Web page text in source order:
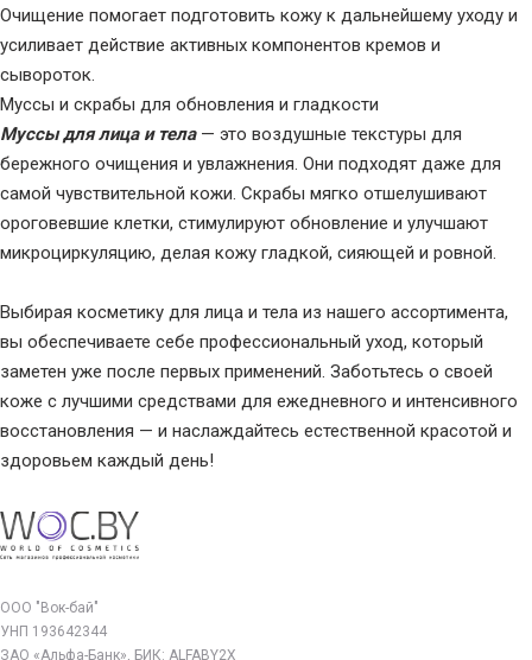
Очищение помогает подготовить кожу к дальнейшему уходу и
усиливает действие активных компонентов кремов и
сывороток.
Муссы и скрабы для обновления и гладкости
Муссы для лица и тела — это воздушные текстуры для
бережного очищения и увлажнения. Они подходят даже для
самой чувствительной кожи. Скрабы мягко отшелушивают
ороговевшие клетки, стимулируют обновление и улучшают
микроциркуляцию, делая кожу гладкой, сияющей и ровной.
Выбирая косметику для лица и тела из нашего ассортимента,
вы обеспечиваете себе профессиональный уход, который
заметен уже после первых применений. Заботьтесь о своей
коже с лучшими средствами для ежедневного и интенсивного
восстановления — и наслаждайтесь естественной красотой и
здоровьем каждый день!
ООО "Вок-бай"
УНП 193642344
ЗАО «Альфа-Банк», БИК: ALFABY2X